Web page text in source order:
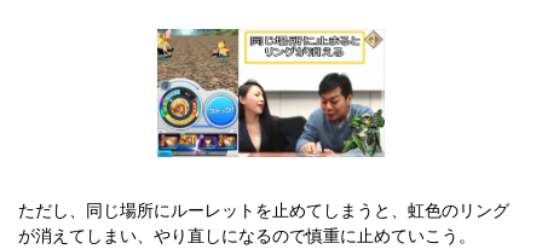
ただし、同じ場所にルーレットを止めてしまうと、虹色のリング
が消えてしまい、やり直しになるので慎重に止めていこう。